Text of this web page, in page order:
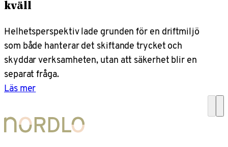
kväll
Helhetsperspektiv lade grunden för en driftmiljö
som både hanterar det skiftande trycket och
skyddar verksamheten, utan att säkerhet blir en
separat fråga.
Läs mer